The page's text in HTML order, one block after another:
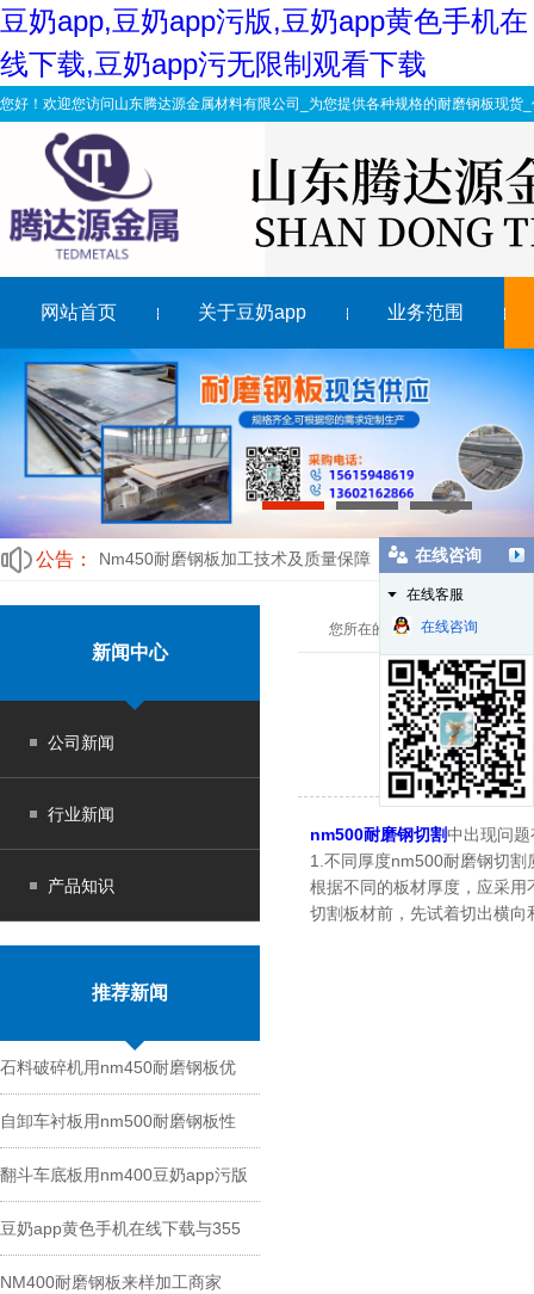
豆奶app,豆奶app污版,豆奶app黄色手机在
线下载,豆奶app污无限制观看下载
您好！欢迎您访问山东腾达源金属材料有限公司_为您提供各种规格的耐磨钢板现货_
网站首页 关于豆奶app 业务范围
1 2 3
公告：
Nm450耐磨钢板加工技术及质量保障
山东nm360豆奶app污版哪家好?豆奶app耐磨衬板值得拥有
提高河源nm500合金耐磨钢板表面粗糙度的措施
伊春高强度nm500豆奶app污版表层裂纹产生原因
nm360豆奶app污版现货分享：乌钢烟气脱硫超低排放项
Nm450耐磨钢板加工技术及质量保障
山东nm360豆奶app污版哪家好?豆奶app耐磨衬板值得拥有
新闻中心
公司新闻
行业新闻
产品知识
推荐新闻
石料破碎机用nm450耐磨钢板优
势
自卸车衬板用nm500耐磨钢板性
能
翻斗车底板用nm400豆奶app污版
切割
豆奶app黄色手机在线下载与355
钢板区别
NM400耐磨钢板来样加工商家
您所在的位置：豆奶app污版
nm500耐磨钢切割中出现问题
1.不同厚度nm500耐磨钢切割
根据不同的板材厚度，应采
切割板材前，先试着切出横向
在线咨询
在线客服
在线咨询